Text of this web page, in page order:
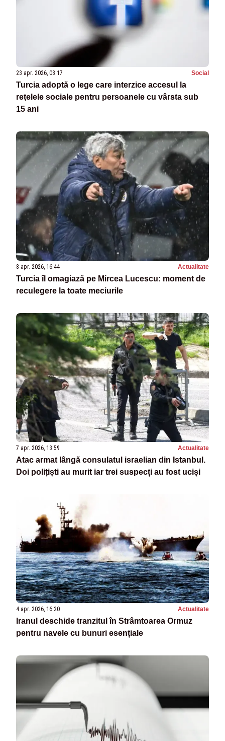
23 apr. 2026, 08:17 Social
Turcia adoptă o lege care interzice accesul la
reţelele sociale pentru persoanele cu vârsta sub
15 ani
8 apr. 2026, 16:44 Actualitate
Turcia îl omagiază pe Mircea Lucescu: moment de
reculegere la toate meciurile
7 apr. 2026, 13:59 Actualitate
Atac armat lângă consulatul israelian din Istanbul.
Doi polițiști au murit iar trei suspecți au fost uciși
4 apr. 2026, 16:20 Actualitate
Iranul deschide tranzitul în Strâmtoarea Ormuz
pentru navele cu bunuri esențiale